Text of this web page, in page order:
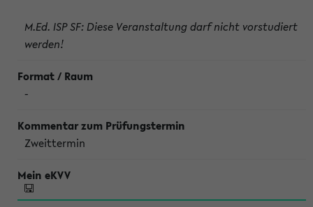
M.Ed. ISP SF: Diese Veranstaltung darf nicht vorstudiert
werden!
-
Zweittermin